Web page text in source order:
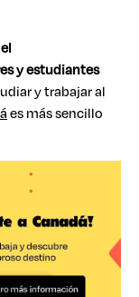
y estudiantes
y trabajar al
es más sencillo